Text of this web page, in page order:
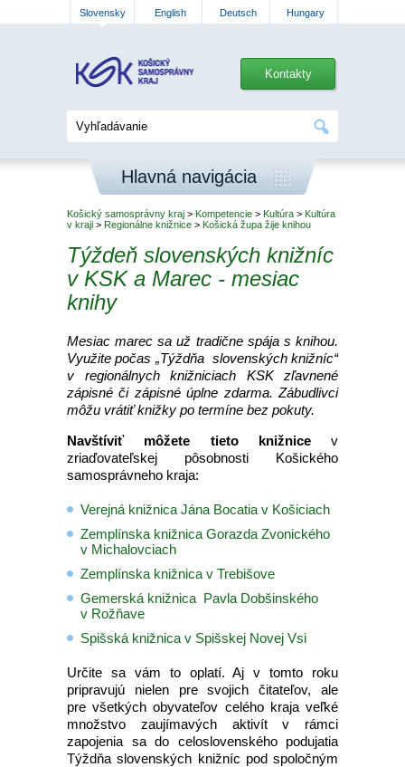
Slovensky English Deutsch Hungary
Kontakty
Hlavná navigácia
Košický samosprávny kraj > Kompetencie > Kultúra > Kultúra
v kraji > Regionálne knižnice > Košická župa žije knihou
Týždeň slovenských knižníc
v KSK a Marec - mesiac
knihy
Mesiac marec sa už tradične spája s knihou.
Využite počas „Týždňa slovenských knižníc“
v regionálnych knižniciach KSK zľavnené
zápisné či zápisné úplne zdarma. Zábudlivci
môžu vrátiť knižky po termíne bez pokuty.
Navštíviť môžete tieto knižnice v
zriaďovateľskej pôsobnosti Košického
samosprávneho kraja:
Verejná knižnica Jána Bocatia v Košiciach
Zemplínska knižnica Gorazda Zvonického
v Michalovciach
Zemplínska knižnica v Trebišove
Gemerská knižnica Pavla Dobšinského
v Rožňave
Spišská knižnica v Spišskej Novej Vsi
Určite sa vám to oplatí. Aj v tomto roku
pripravujú nielen pre svojich čitateľov, ale
pre všetkých obyvateľov celého kraja veľké
množstvo zaujímavých aktivít v rámci
zapojenia sa do celoslovenského podujatia
Týždňa slovenských knižníc pod spoločným